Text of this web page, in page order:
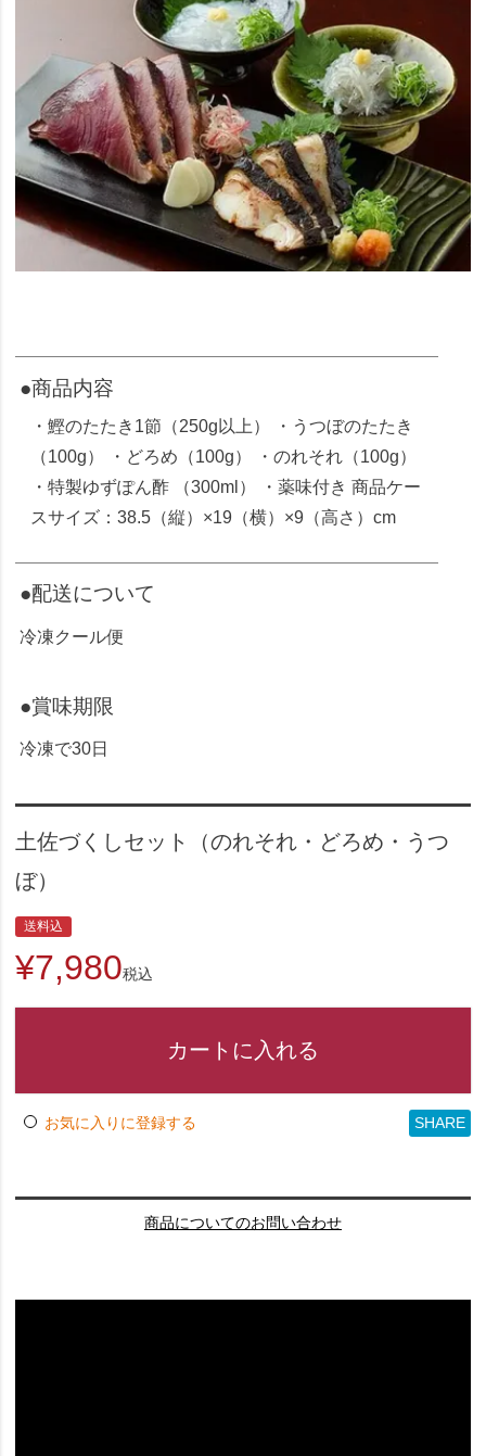
●商品内容
・鰹のたたき1節（250g以上） ・うつぼのたたき
（100g） ・どろめ（100g） ・のれそれ（100g）
・特製ゆずぽん酢 （300ml） ・薬味付き 商品ケー
スサイズ：38.5（縦）×19（横）×9（高さ）cm
●配送について
冷凍クール便
●賞味期限
冷凍で30日
土佐づくしセット（のれそれ・どろめ・うつ
ぼ）
送料込
¥7,980税込
カートに入れる
お気に入りに登録する SHARE
商品についてのお問い合わせ